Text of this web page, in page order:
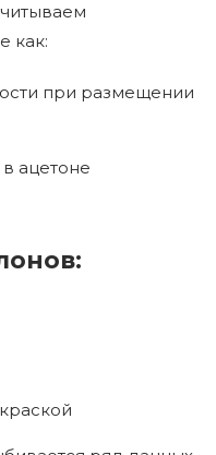
как:
при размещении
ацетоне